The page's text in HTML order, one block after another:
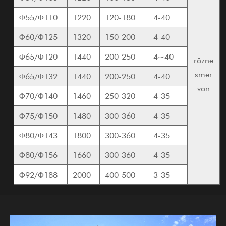
rôzne
smer
von
Φ55/Φ110
1220 120-180
4-40
Φ60/Φ125
1320 150-200
4-40
Φ65/Φ120
1440 200-250
4~40
Φ65/Φ132
1440 200-250
4-40
Φ70/Φ140
1460 250-320
4-35
Φ75/Φ150
1480 300-360
4-35
Φ80/Φ143
1800 300-360
4-35
Φ80/Φ156
1660 300-360
4-35
Φ92/Φ188
2000 400-500 3-35